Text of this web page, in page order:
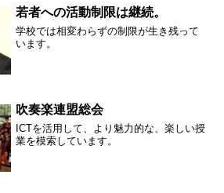
若者への活動制限は継続。
学校では相変わらずの制限が生き残って
います。
吹奏楽連盟総会
ICTを活用して、より魅力的な、楽しい授
業を模索しています。